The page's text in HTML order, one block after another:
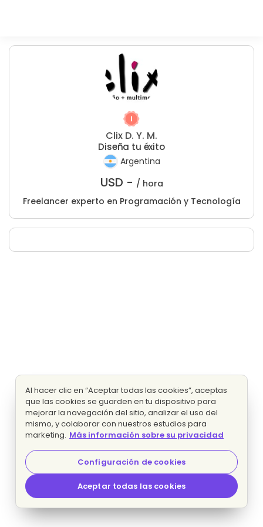
Clix D. Y. M.
Diseña tu éxito
Argentina
USD - / hora
Freelancer experto en Programación y Tecnología
Al hacer clic en “Aceptar todas las cookies”, aceptas
que las cookies se guarden en tu dispositivo para
mejorar la navegación del sitio, analizar el uso del
mismo, y colaborar con nuestros estudios para
marketing. Más información sobre su privacidad
Configuración de cookies
Aceptar todas las cookies